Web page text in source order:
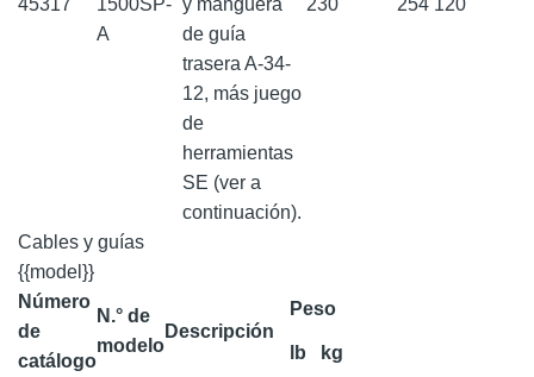
45317
1500SP-
A
y manguera
de guía
trasera A-34-
12, más juego
de
herramientas
SE (ver a
continuación).
230 254 120
Cables y guías
{{model}}
Número
de
catálogo
N.° de
modelo
Descripción
Peso
lb kg